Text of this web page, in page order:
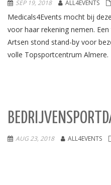
SEP 19, 2018 ALL4EVENTS
Medicals4Events mocht bij
voor haar rekening nemen.
Artsen stond stand-by voor
volle Topsportcentrum Almere.
AUG 23, 2018 ALL4EVENTS